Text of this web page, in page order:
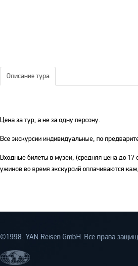
Описание тура
Цена за тур, а не за одну персону.
Все экскурсии индивидуальные, по
Входные билеты в музеи, (средняя цена до 17
ужинов во время экскурсий оплачиваются
©1998: YAN Rеisen GmbH. Все права